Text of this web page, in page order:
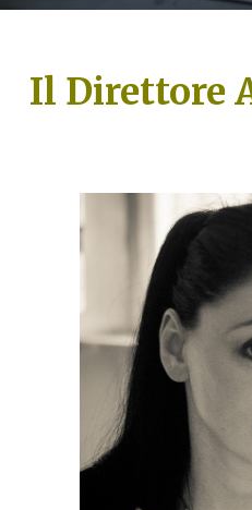
Il Direttore